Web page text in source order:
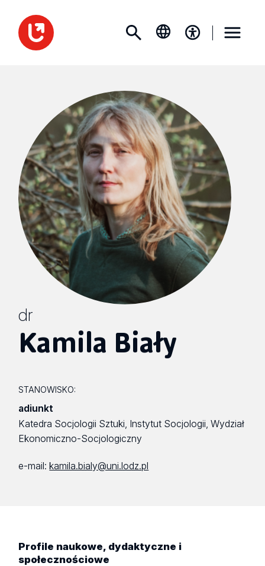
dr
Kamila Biały
STANOWISKO:
adiunkt
Katedra Socjologii Sztuki, Instytut Socjologii, Wydział
Ekonomiczno-Socjologiczny
e-mail: kamila.bialy@uni.lodz.pl
Profile naukowe, dydaktyczne i
społecznościowe